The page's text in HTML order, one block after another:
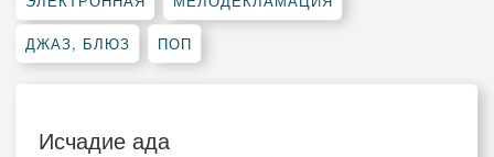
ДЖАЗ, БЛЮЗ ПОП
Исчадие ада